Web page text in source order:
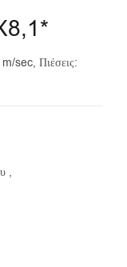
sec, Πιέσεις:
,